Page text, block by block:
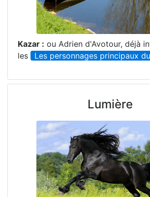
Kazar : ou Adrien d'Avotour, déjà
les
Les personnages principaux
Lumière